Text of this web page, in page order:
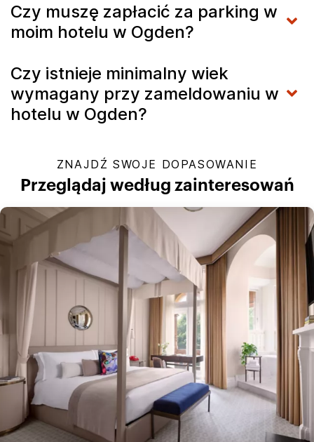
Czy muszę zapłacić za parking w
moim hotelu w Ogden?
Czy istnieje minimalny wiek
wymagany przy zameldowaniu w
hotelu w Ogden?
ZNAJDŹ SWOJE DOPASOWANIE
Przeglądaj według zainteresowań